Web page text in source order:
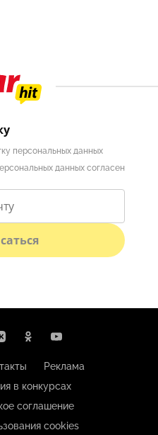
персональных данных
данных согласен
Реклама
в конкурсах
соглашение
cookies